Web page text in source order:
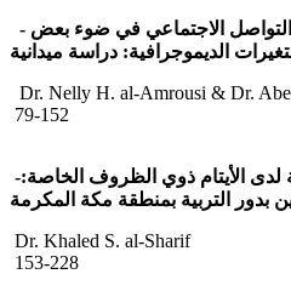
- التواصل الاجتماعي في ضوء بعض
الديموجرافية: دراسة ميدانية
Dr. Nelly H. al-
79-152
- لدى الأيتام ذوي الظروف الخاصة:
بدور التربية بمنطقة مكة المكرمة
Dr.
153-228